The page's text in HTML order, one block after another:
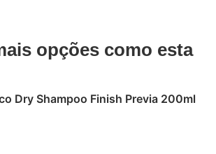
opções como esta